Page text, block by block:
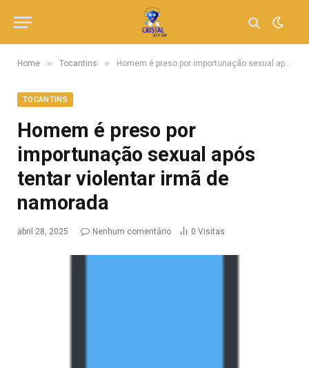
Home » Tocantins » Homem é preso por importunação sexual após tentar violentar irmã de namorada
TOCANTINS
Homem é preso por
importunação sexual após
tentar violentar irmã de
namorada
abril 28, 2025 Nenhum comentário 0 Visitas